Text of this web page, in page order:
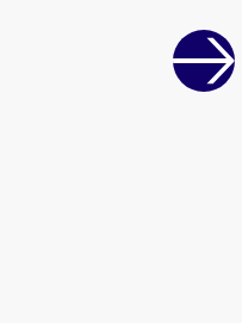
相談する